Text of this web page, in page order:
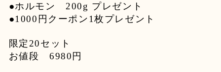
●ホルモン 200g プレゼント
●1000円クーポン1枚プレゼント
限定20セット
お値段 6980円